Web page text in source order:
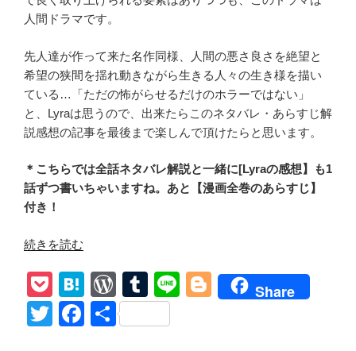
人間ドラマです。
先人達が作って来た名作同様、人間の悪さ良さを絶望と
希望の狭間を揺れ動きながら生きる人々の生き様を描い
ている…「ただの怖がらせるだけのホラーではない」
と、Lyraは思うので、出来たらこのネタバレ・あらすじ解
説感想の記事を最後まで楽しんで頂けたらと思います。
＊こちらでは全話ネタバレ解説と一緒に[Lyraの感想】も1
話ずつ書いちゃいますね。あと【漫画全巻のあらすじ】
付き！
“ド
マ
漫
画
続きを読む
P
o
ck
H
at
e
W
or
d
T
u
m
Li
Bl
Share
T
F
共